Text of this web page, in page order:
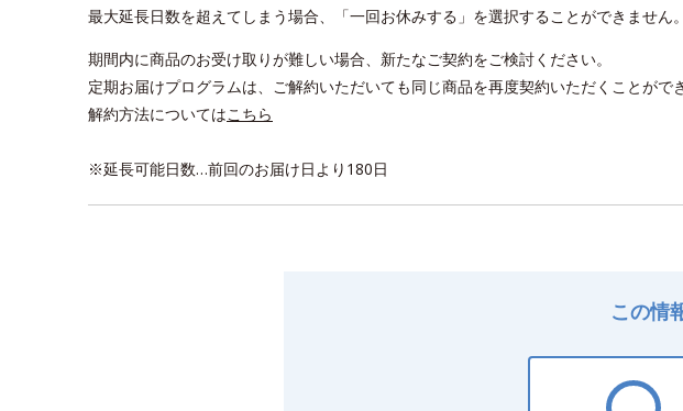
最大延長日数を超えてしまう場合、「一回お休みする」を選択することができません。
期間内に商品のお受け取りが難しい場合、新たなご契約をご検討ください。
定期お届けプログラムは、ご解約いただいても同じ商品を再度契約いただくことがで
解約方法についてはこちら
※延長可能日数…前回のお届け日より180日
この情